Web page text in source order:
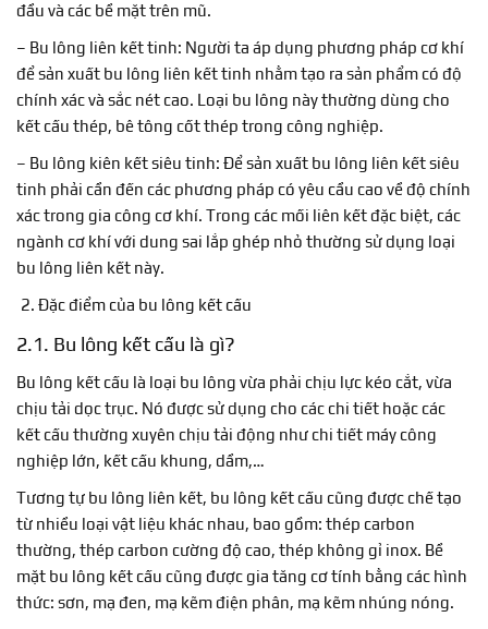
đầu và các bề mặt trên mũ.
– Bu lông liên kết tinh: Người ta áp dụng phương pháp cơ khí
để sản xuất bu lông liên kết tinh nhằm tạo ra sản phẩm có độ
chính xác và sắc nét cao. Loại bu lông này thường dùng cho
kết cấu thép, bê tông cốt thép trong công nghiệp.
– Bu lông kiên kết siêu tinh: Để sản xuất bu lông liên kết siêu
tinh phải cần đến các phương pháp có yêu cầu cao về độ chính
xác trong gia công cơ khí. Trong các mối liên kết đặc biệt, các
ngành cơ khí với dung sai lắp ghép nhỏ thường sử dụng loại
bu lông liên kết này.
Đặc điểm của bu lông kết cấu
2.1. Bu lông kết cấu là gì?
Bu lông kết cấu là loại bu lông vừa phải chịu lực kéo cắt, vừa
chịu tải dọc trục. Nó được sử dụng cho các chi tiết hoặc các
kết cấu thường xuyên chịu tải động như chi tiết máy công
nghiệp lớn, kết cấu khung, dầm,…
Tương tự bu lông liên kết, bu lông kết cấu cũng được chế tạo
từ nhiều loại vật liệu khác nhau, bao gồm: thép carbon
thường, thép carbon cường độ cao, thép không gỉ inox. Bề
mặt bu lông kết cấu cũng được gia tăng cơ tính bằng các hình
thức: sơn, mạ đen, mạ kẽm điện phân, mạ kẽm nhúng nóng.